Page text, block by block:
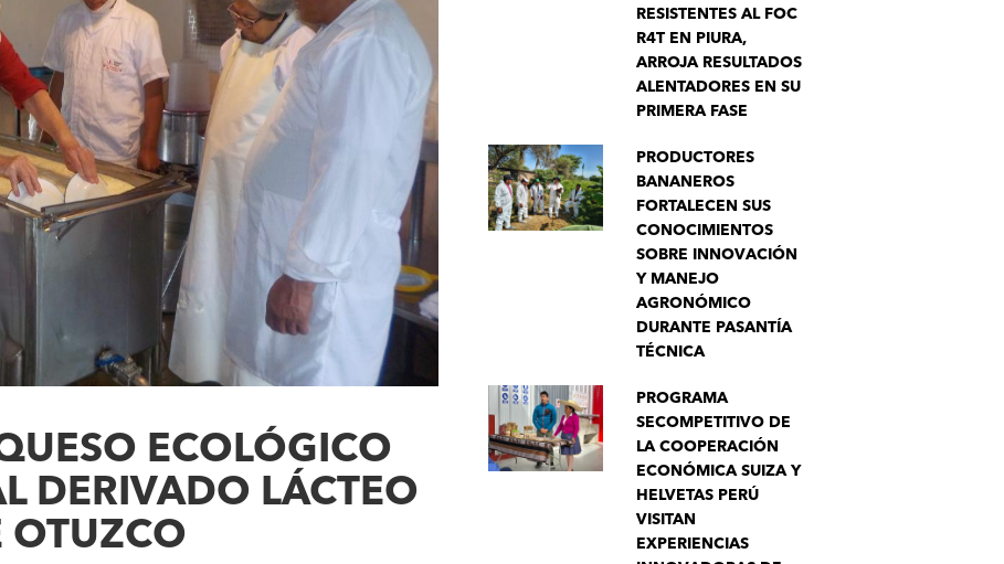
ECOLÓGICO
DERIVADO LÁCTEO
OTUZCO
RESISTENTES AL FOC
R4T EN PIURA,
ARROJA RESULTADOS
ALENTADORES EN SU
PRIMERA FASE
PRODUCTORES
BANANEROS
FORTALECEN SUS
CONOCIMIENTOS
SOBRE INNOVACIÓN
Y MANEJO
AGRONÓMICO
DURANTE PASANTÍA
TÉCNICA
PROGRAMA
SECOMPETITIVO DE
LA COOPERACIÓN
ECONÓMICA SUIZA Y
HELVETAS PERÚ
VISITAN
EXPERIENCIAS